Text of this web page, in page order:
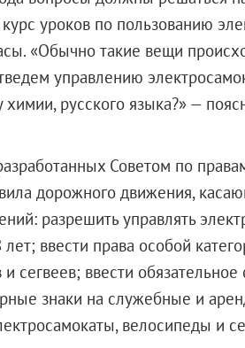
уроков по пользованию
«Обычно такие вещи
управлению
химии, русского языка?» —
Советом по
дорожного движения,
разрешить управлять
ввести права особой
сегвеев; ввести обязательное
знаки на служебные и
велосипеды и